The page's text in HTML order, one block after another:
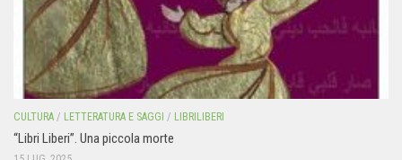
CULTURA / LETTERATURA E SAGGI / LIBRILIBERI
“Libri Liberi”. Una piccola morte